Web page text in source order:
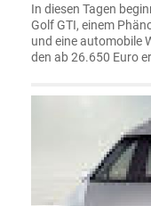
In diesen Tagen
Golf GTI, einem
und eine automobile
den ab 26.650 Euro